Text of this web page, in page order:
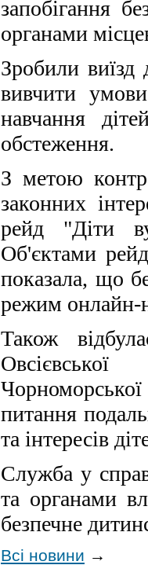
запобігання
органами
Зробили
вивчити
навчання
обстеження.
З метою
законних
рейд "Діти
Об'єктами
показала, що
режим онлайн-
Також
питання
та інтересів
Служба у
та органами
безпечне
Всі новини →